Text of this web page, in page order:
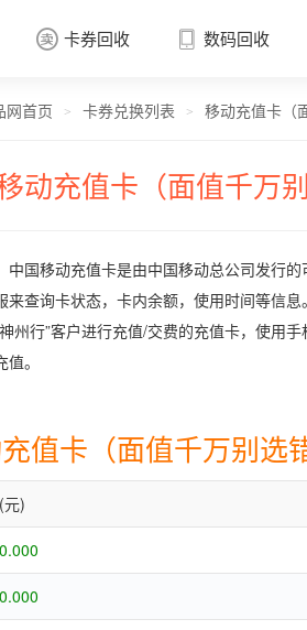
 卡券回收
 卡券回收
 数码回收
网首页 > 卡券兑换列表 > 移动充值卡（
动充值卡（面值千万别
中国移动充值卡是由中国移动总公司发行
来查询卡状态，卡内余额，使用时间等信
州行”客户进行充值/交费的充值卡，使用
。
值卡（面值千万别选
)